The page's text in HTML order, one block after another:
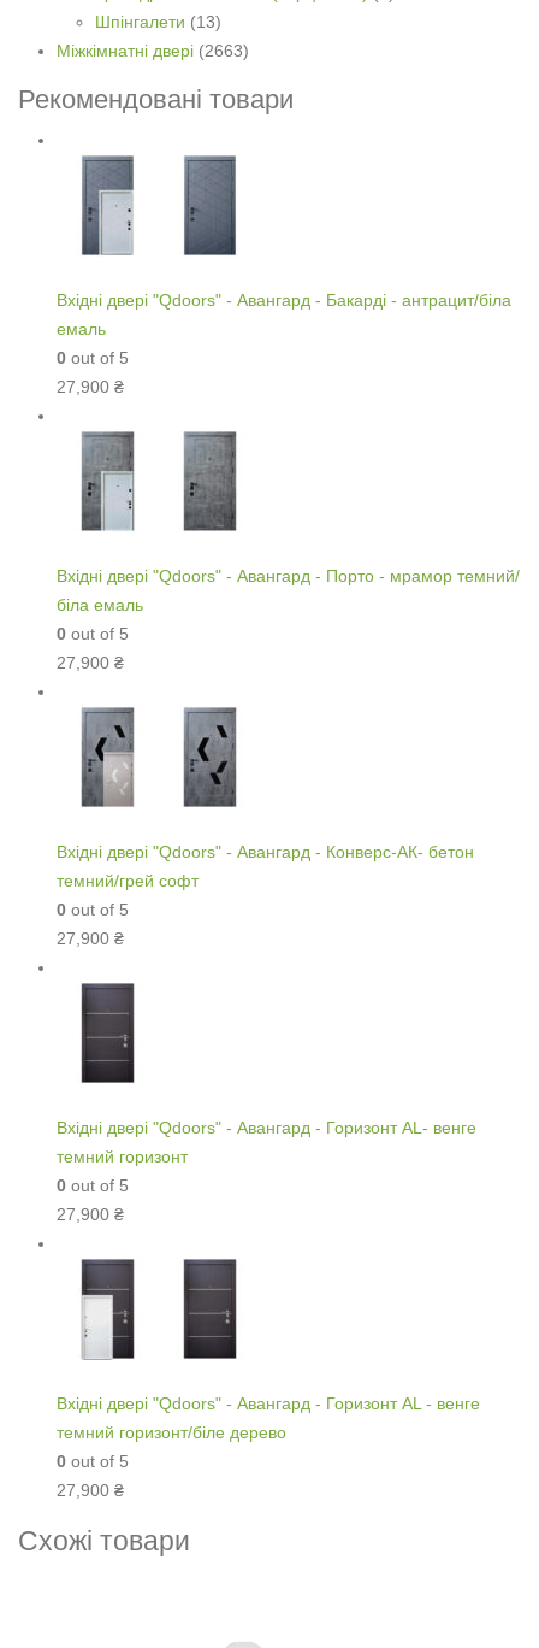
Шпінгалети (13)
Міжкімнатні двері (2663)
Рекомендовані товари
Вхідні двері "Qdoors" - Авангард - Бакарді - антрацит/біла
емаль
0 out of 5
27,900 ₴
Вхідні двері "Qdoors" - Авангард - Порто - мрамор темний/
біла емаль
0 out of 5
27,900 ₴
Вхідні двері "Qdoors" - Авангард - Конверс-АК- бетон
темний/грей софт
0 out of 5
27,900 ₴
Вхідні двері "Qdoors" - Авангард - Горизонт AL- венге
темний горизонт
0 out of 5
27,900 ₴
Вхідні двері "Qdoors" - Авангард - Горизонт AL - венге
темний горизонт/біле дерево
0 out of 5
27,900 ₴
Схожі товари